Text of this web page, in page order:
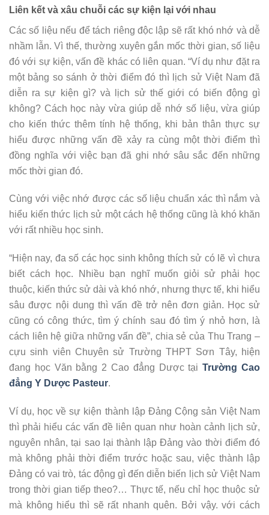
Liên kết và xâu chuỗi các sự kiện lại với nhau
Các số liệu nếu để tách riêng độc lập sẽ rất khó nhớ và dễ
nhầm lẫn. Vì thế, thường xuyên gắn mốc thời gian, số liệu
đó với sự kiện, vấn đề khác có liên quan. “Ví dụ như đặt ra
một bảng so sánh ở thời điểm đó thì lịch sử Việt Nam đã
diễn ra sự kiện gì? và lịch sử thế giới có biến động gì
không? Cách học này vừa giúp dễ nhớ số liệu, vừa giúp
cho kiến thức thêm tính hệ thống, khi bản thân thực sự
hiểu được những vấn đề xảy ra cùng một thời điểm thì
đồng nghĩa với việc bạn đã ghi nhớ sâu sắc đến những
mốc thời gian đó.
Cùng với việc nhớ được các số liệu chuẩn xác thì nắm và
hiểu kiến thức lịch sử một cách hệ thống cũng là khó khăn
với rất nhiều học sinh.
“Hiện nay, đa số các học sinh không thích sử có lẽ vì chưa
biết cách học. Nhiều bạn nghĩ muốn giỏi sử phải học
thuộc, kiến thức sử dài và khó nhớ, nhưng thực tế, khi hiểu
sâu được nội dung thì vấn đề trở nên đơn giản. Học sử
cũng có công thức, tìm ý chính sau đó tìm ý nhỏ hơn, là
cách liên hệ giữa những vấn đề”, chia sẻ của Thu Trang –
cựu sinh viên Chuyên sử Trường THPT Sơn Tây, hiện
đang học Văn bằng 2 Cao đẳng Dược tạiTrường Cao
đẳng Y Dược Pasteur.
Ví dụ, học về sự kiện thành lập Đảng Cộng sản Việt Nam
thì phải hiểu các vấn đề liên quan như hoàn cảnh lịch sử,
nguyên nhân, tại sao lại thành lập Đảng vào thời điểm đó
mà không phải thời điểm trước hoặc sau, việc thành lập
Đảng có vai trò, tác động gì đến diễn biến lịch sử Việt Nam
trong thời gian tiếp theo?… Thực tế, nếu chỉ học thuộc sử
mà không hiểu thì sẽ rất nhanh quên. Bởi vậy. với cách